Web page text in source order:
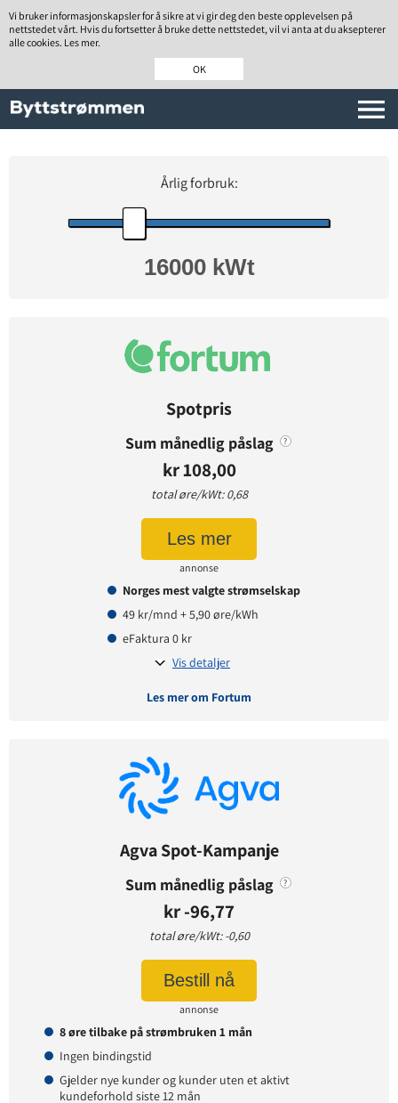
OK
Vi bruker informasjonskapsler for å sikre at vi gir deg den beste opplevelsen på
nettstedet vårt. Hvis du fortsetter å bruke dette nettstedet, vil vi anta at du aksepterer
alle cookies. Les mer.
Årlig forbruk:
Spotpris
Norges mest valgte strømselskap
49 kr/mnd + 5,90 øre/kWh
eFaktura 0 kr
Vis detaljer
Sum månedlig påslag ?
kr 108,00
total øre/kWt: 0,68
Les mer
annonse
Les mer om Fortum
Timespot
1 måneder
Tilbud gyldig for:nye og eksisterende kunder
Prisendring varsles på:
e-post
3,90 øre per kWt
Pris på papirfaktura:7 kr
Agva Spot-Kampanje
8 øre tilbake på strømbruken 1 mån
Ingen bindingstid
Gjelder nye kunder og kunder uten et aktivt
kundeforhold siste 12 mån
Sum månedlig påslag ?
kr -96,77
total øre/kWt: -0,60
Bestill nå
annonse